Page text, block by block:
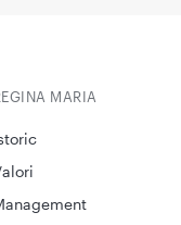
MARIA